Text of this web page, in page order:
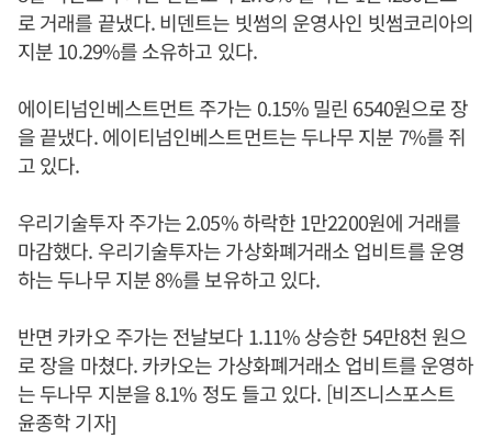
로 거래를 끝냈다. 비덴트는 빗썸의 운영사인 빗썸코리아의
지분 10.29%를 소유하고 있다.
에이티넘인베스트먼트 주가는 0.15% 밀린 6540원으로 장
을 끝냈다. 에이티넘인베스트먼트는 두나무 지분 7%를 쥐
고 있다.
우리기술투자 주가는 2.05% 하락한 1만2200원에 거래를
마감했다. 우리기술투자는 가상화폐거래소 업비트를 운영
하는 두나무 지분 8%를 보유하고 있다.
반면 카카오 주가는 전날보다 1.11% 상승한 54만8천 원으
로 장을 마쳤다. 카카오는 가상화폐거래소 업비트를 운영하
는 두나무 지분을 8.1% 정도 들고 있다. [비즈니스포스트
윤종학 기자]